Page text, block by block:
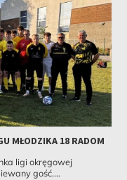
MŁODZIKA 18 RADOM
ligi okręgowej
gość....